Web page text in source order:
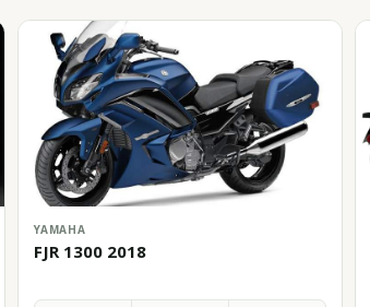
YAMAHA
FJR 1300 2018